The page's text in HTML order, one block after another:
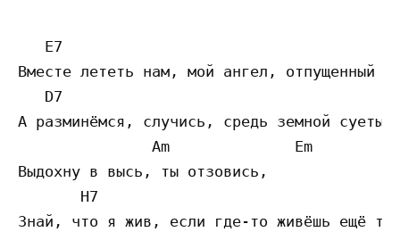
E7
Вместе лететь нам, мой ангел, отпущенный
D7
А разминёмся, случись, средь земной суеты,
               Am              Em
Выдохну в высь, ты отзовись,
H7
Знай, что я жив, если где-то живёшь ещё ты